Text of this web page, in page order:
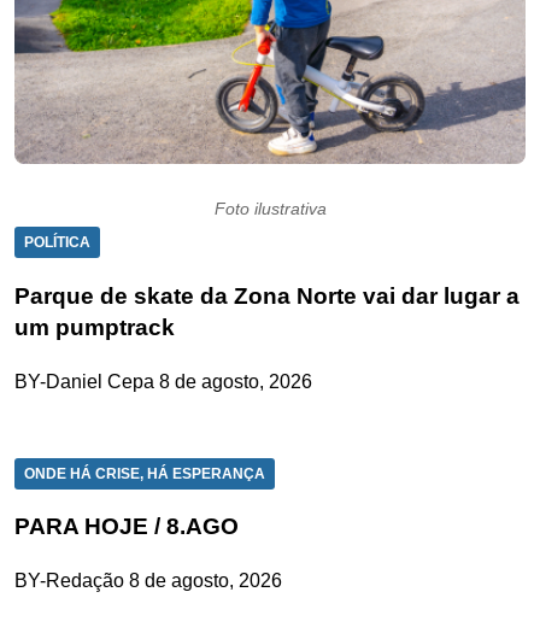
Foto ilustrativa
POLÍTICA
Parque de skate da Zona Norte vai dar lugar a
um pumptrack
BY-Daniel Cepa 8 de agosto, 2026
ONDE HÁ CRISE, HÁ ESPERANÇA
PARA HOJE / 8.AGO
BY-Redação 8 de agosto, 2026